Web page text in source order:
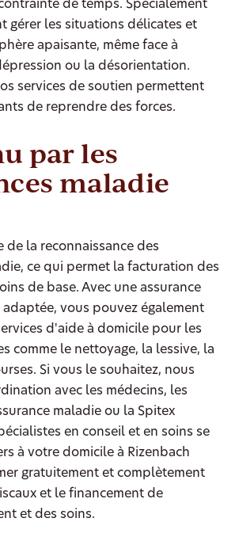
de temps. Spécialement
gérer les situations délicates et
apaisante, même face à
ou la désorientation.
services de soutien permettent
de reprendre des forces.
par les
maladie
de la reconnaissance des
ce qui permet la facturation des
de base. Avec une assurance
vous pouvez également
d'aide à domicile pour les
comme le nettoyage, la lessive, la
Si vous le souhaitez, nous
avec les médecins, les
maladie ou la Spitex
en conseil et en soins se
à votre domicile à Rizenbach
gratuitement et complètement
et le financement de
et des soins.